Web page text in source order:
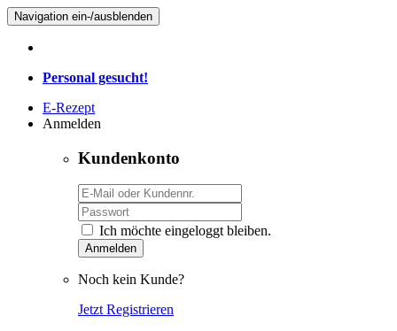
Navigation ein-/ausblenden
Personal gesucht!
E-Rezept
Anmelden
Kundenkonto
Ich möchte eingeloggt bleiben.
Anmelden
Noch kein Kunde?
Jetzt Registrieren